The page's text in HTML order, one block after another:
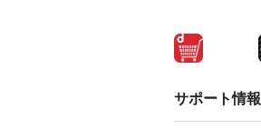
サポート情報